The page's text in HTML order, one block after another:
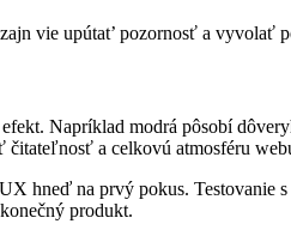
vie upútat’ pozornosť a vyvolať
Napríklad modrá pôsobí
a celkovú atmosféru
hneď na prvý pokus. Testovanie
produkt.